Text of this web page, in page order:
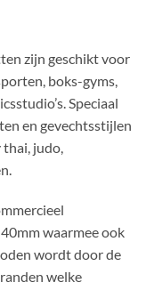
zijn geschikt voor
boks-gyms,
Speciaal
en gevechtsstijlen
judo,
waarmee ook
wordt door de
welke